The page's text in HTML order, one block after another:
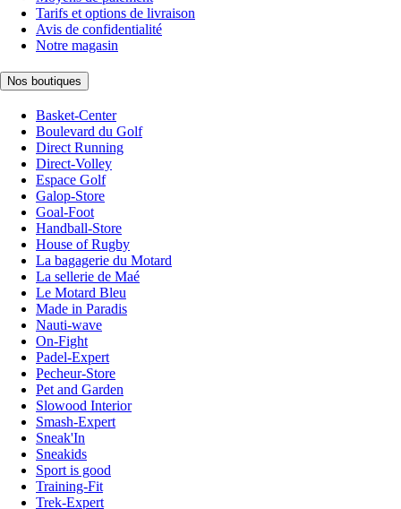
Tarifs et options de livraison
Avis de confidentialité
Notre magasin
Nos boutiques
Basket-Center
Boulevard du Golf
Direct Running
Direct-Volley
Espace Golf
Galop-Store
Goal-Foot
Handball-Store
House of Rugby
La bagagerie du Motard
La sellerie de Maé
Le Motard Bleu
Made in Paradis
Nauti-wave
On-Fight
Padel-Expert
Pecheur-Store
Pet and Garden
Slowood Interior
Smash-Expert
Sneak'In
Sneakids
Sport is good
Training-Fit
Trek-Expert